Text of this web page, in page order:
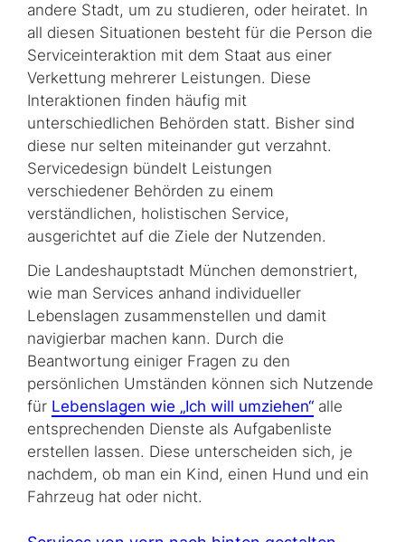
andere Stadt, um zu studieren, oder heiratet. In
all diesen Situationen besteht für die Person die
Serviceinteraktion mit dem Staat aus einer
Verkettung mehrerer Leistungen. Diese
Interaktionen finden häufig mit
unterschiedlichen Behörden statt. Bisher sind
diese nur selten miteinander gut verzahnt.
Servicedesign bündelt Leistungen
verschiedener Behörden zu einem
verständlichen, holistischen Service,
ausgerichtet auf die Ziele der Nutzenden.
Die Landeshauptstadt München demonstriert,
wie man Services anhand individueller
Lebenslagen zusammenstellen und damit
navigierbar machen kann. Durch die
Beantwortung einiger Fragen zu den
persönlichen Umständen können sich Nutzende
für Lebenslagen wie „Ich will umziehen“ alle
entsprechenden Dienste als Aufgabenliste
erstellen lassen. Diese unterscheiden sich, je
nachdem, ob man ein Kind, einen Hund und ein
Fahrzeug hat oder nicht.